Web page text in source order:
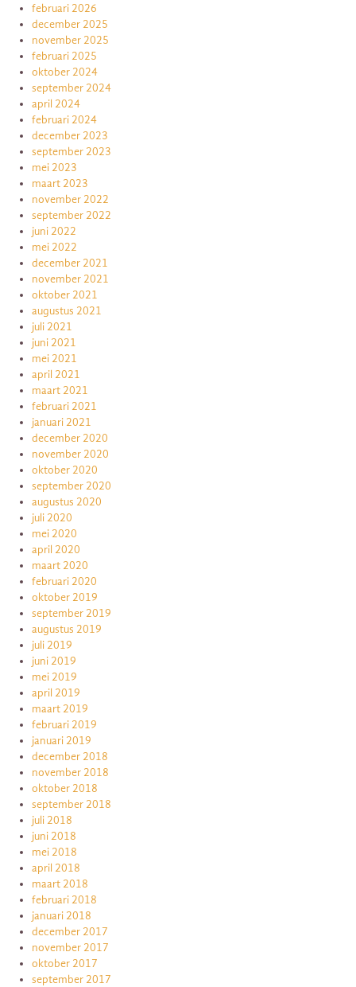
februari 2026
december 2025
november 2025
februari 2025
oktober 2024
september 2024
april 2024
februari 2024
december 2023
september 2023
mei 2023
maart 2023
november 2022
september 2022
juni 2022
mei 2022
december 2021
november 2021
oktober 2021
augustus 2021
juli 2021
juni 2021
mei 2021
april 2021
maart 2021
februari 2021
januari 2021
december 2020
november 2020
oktober 2020
september 2020
augustus 2020
juli 2020
mei 2020
april 2020
maart 2020
februari 2020
oktober 2019
september 2019
augustus 2019
juli 2019
juni 2019
mei 2019
april 2019
maart 2019
februari 2019
januari 2019
december 2018
november 2018
oktober 2018
september 2018
juli 2018
juni 2018
mei 2018
april 2018
maart 2018
februari 2018
januari 2018
december 2017
november 2017
oktober 2017
september 2017